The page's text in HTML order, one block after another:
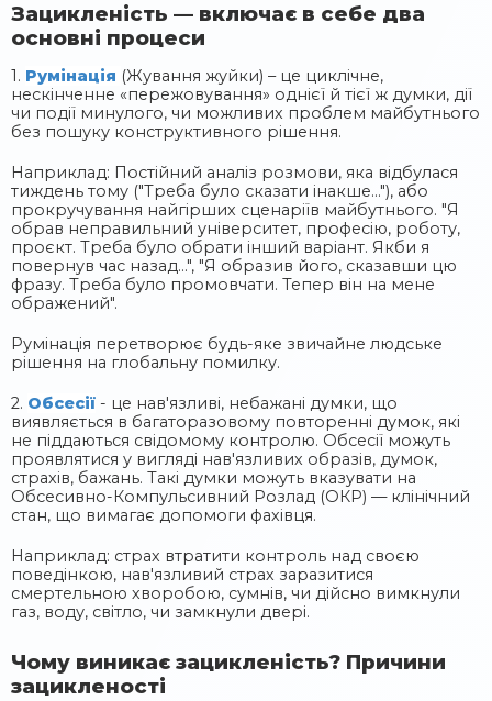
Зацикленість — включає в себе два
основні процеси
1. Румінація (Жування жуйки) – це циклічне,
нескінченне «пережовування» однієї й тієї ж думки, дії
чи події минулого, чи можливих проблем майбутнього
без пошуку конструктивного рішення.
Наприклад: Постійний аналіз розмови, яка відбулася
тиждень тому ("Треба було сказати інакше..."), або
прокручування найгірших сценаріїв майбутнього. "Я
обрав неправильний університет, професію, роботу,
проєкт. Треба було обрати інший варіант. Якби я
повернув час назад...", "Я образив його, сказавши цю
фразу. Треба було промовчати. Тепер він на мене
ображений".
Румінація перетворює будь-яке звичайне людське
рішення на глобальну помилку.
2. Обсесії - це нав'язливі, небажані думки, що
виявляється в багаторазовому повторенні думок, які
не піддаються свідомому контролю. Обсесії можуть
проявлятися у вигляді нав'язливих образів, думок,
страхів, бажань. Такі думки можуть вказувати на
Обсесивно-Компульсивний Розлад (ОКР) — клінічний
стан, що вимагає допомоги фахівця.
Наприклад: страх втратити контроль над своєю
поведінкою, нав'язливий страх заразитися
смертельною хворобою, сумнів, чи дійсно вимкнули
газ, воду, світло, чи замкнули двері.
Чому виникає зацикленість? Причини
зацикленості